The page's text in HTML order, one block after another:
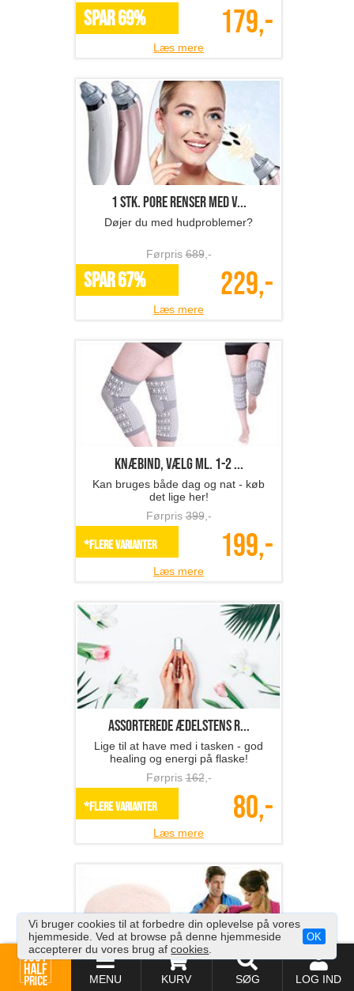
MENU KURV SØG LOG IND
SPAR 69% 179,-
Læs mere
1 stk. Pore renser med v...
Døjer du med hudproblemer?
Førpris689,-
SPAR 67% 229,-
Læs mere
Knæbind, vælg ml. 1-2 ...
Kan bruges både dag og nat - køb
det lige her!
Førpris399,-
*Flere varianter 199,-
Læs mere
Assorterede ædelstens r...
Lige til at have med i tasken - god
healing og energi på flaske!
Førpris162,-
*Flere varianter 80,-
Læs mere
Vi bruger cookies til at forbedre din oplevelse på vores
hjemmeside. Ved at browse på denne hjemmeside
accepterer du vores brug afcookies
OK